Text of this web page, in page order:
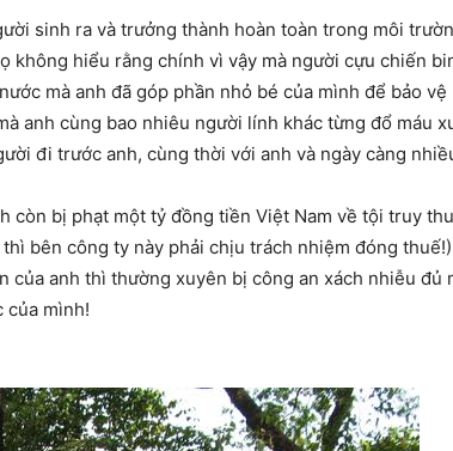
sinh ra và trưởng thành hoàn toàn trong môi
không hiểu rằng chính vì vậy mà người cựu chiến
mà anh đã góp phần nhỏ bé của mình để bảo vệ
anh cùng bao nhiêu người lính khác từng đổ máu
đi trước anh, cùng thời với anh và ngày càng
còn bị phạt một tỷ đồng tiền Việt Nam về tội truy
bên công ty này phải chịu trách nhiệm đóng
của anh thì thường xuyên bị công an xách nhiễu đủ
của mình!